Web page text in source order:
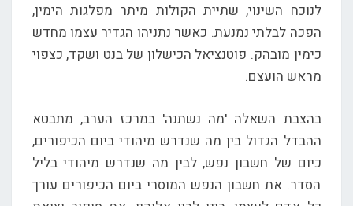
לנוכח השינוי, שתיית הקולות מיתר מפלגות הימין,
הפכה לבלתי נמנעת. כאשר נתניהו הגדיר עצמו מחדש
כימין מובהק. פוטנציאל הכישלון של בנט ושקד, כצפוי
מראש הועצם.
בהצבת השאלה 'מה נשתנה' במרכז הערב, מתבטא
ההבדל הגדול בין מה שנדרש מיהודי ביום הכיפורים,
כיום של חשבון נפש, לבין מה שנדרש מיהודי בליל
הסדר. את חשבון הנפש המוסרי ביום הכיפורים עורך